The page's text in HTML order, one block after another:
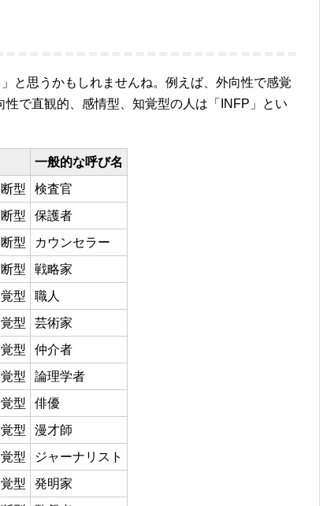
と思うかもしれませんね。例えば、外向性で感覚
で直観的、感情型、知覚型の人は「INFP」とい
一般的な呼び名
型
検査官
型
保護者
型
カウンセラー
型
戦略家
型
職人
型
芸術家
型
仲介者
型
論理学者
型
俳優
型
漫才師
型
ジャーナリスト
型
発明家